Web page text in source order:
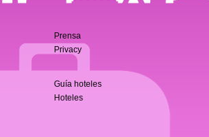
Prensa
Privacy
Guía hoteles
Hoteles